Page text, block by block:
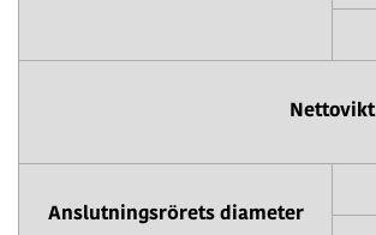
Nettovikt
Anslutningsrörets diameter